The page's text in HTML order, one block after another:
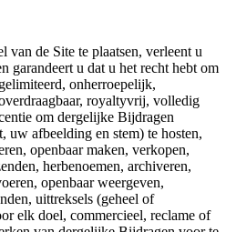
de Site te plaatsen, verleent u
garandeert u dat u het recht hebt om
onherroepelijk,
royaltyvrij, volledig
om dergelijke Bijdragen
uw afbeelding en stem) te hosten,
openbaar maken, verkopen,
herbenoemen, archiveren,
openbaar weergeven,
uittreksels (geheel of
elk doel, commercieel, reclame of